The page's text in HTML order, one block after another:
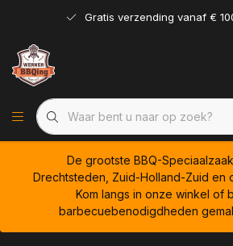
Gratis verzending vanaf €
De grootste BBQ-
Drechtsteden, Zuid-Holland-Zuid en
Kom langs in onze winkel of
barbecuebenodigdheden